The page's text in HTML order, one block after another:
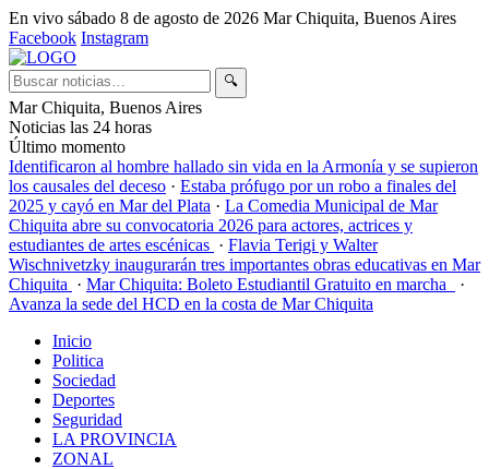
En vivo sábado 8 de agosto de 2026 Mar Chiquita, Buenos Aires
Facebook Instagram
🔍
Mar Chiquita, Buenos Aires
Noticias las 24 horas
Último momento
Identificaron al hombre hallado sin vida en la Armonía y se supieron
los causales del deceso · Estaba prófugo por un robo a finales del
2025 y cayó en Mar del Plata · La Comedia Municipal de Mar
Chiquita abre su convocatoria 2026 para actores, actrices y
estudiantes de artes escénicas · Flavia Terigi y Walter
Wischnivetzky inaugurarán tres importantes obras educativas en Mar
Chiquita · Mar Chiquita: Boleto Estudiantil Gratuito en marcha
·
Avanza la sede del HCD en la costa de Mar Chiquita
Inicio
Politica
Sociedad
Deportes
Seguridad
LA PROVINCIA
ZONAL